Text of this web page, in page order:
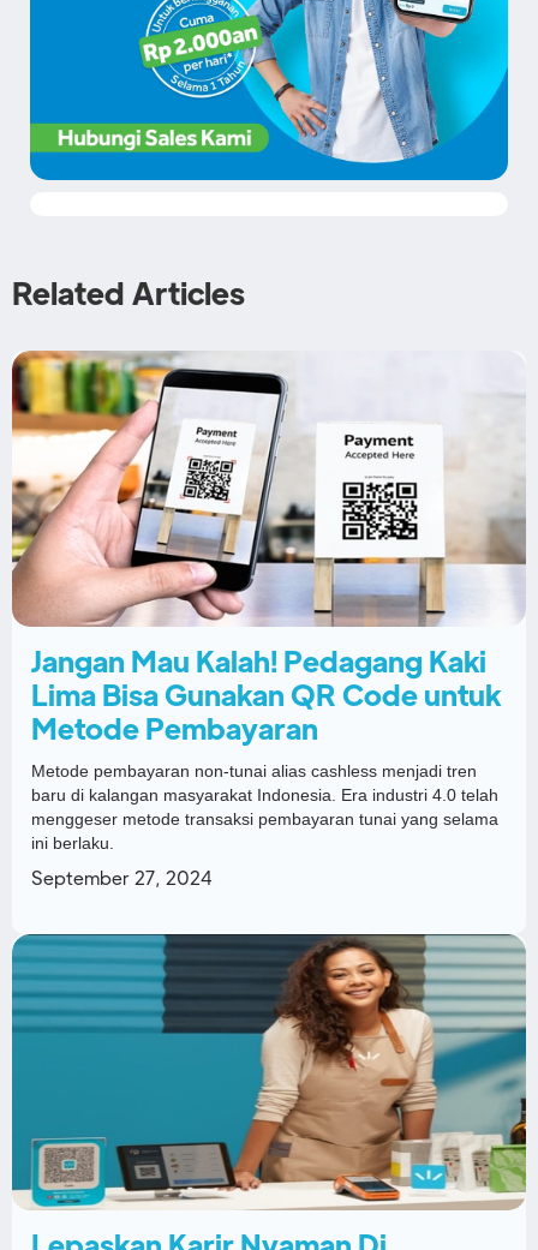
Related Articles
Jangan Mau Kalah! Pedagang Kaki
Lima Bisa Gunakan QR Code untuk
Metode Pembayaran
Metode pembayaran non-tunai alias cashless menjadi tren
baru di kalangan masyarakat Indonesia. Era industri 4.0 telah
menggeser metode transaksi pembayaran tunai yang selama
ini berlaku.
September 27, 2024